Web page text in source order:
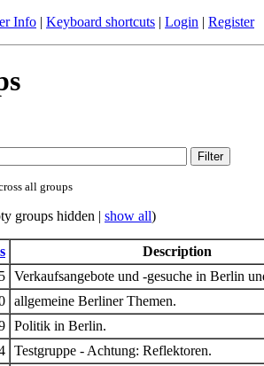
Info | Keyboard shortcuts | Login | Register
all groups
groups hidden | show all)
Description
Verkaufsangebote und -gesuche in Berlin
allgemeine Berliner Themen.
Politik in Berlin.
Testgruppe - Achtung: Reflektoren.